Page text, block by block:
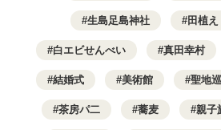
生島足島神社 田植え
白エビせんべい 真田幸村
結婚式 美術館 聖地
茶房パ二 蕎麦 親子